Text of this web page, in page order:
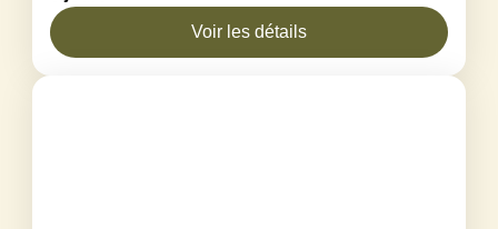
pleine nature, au rythme des paysages du
Mézenc....
Voir les détails